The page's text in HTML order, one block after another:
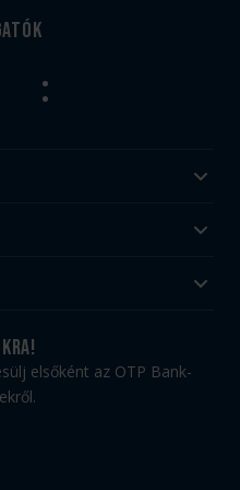
elsőként az OTP Bank-